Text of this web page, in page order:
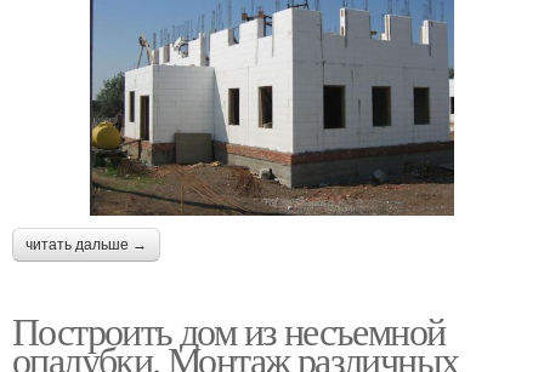
читать дальше →
Построить дом из несъемной
опалубки. Монтаж различных